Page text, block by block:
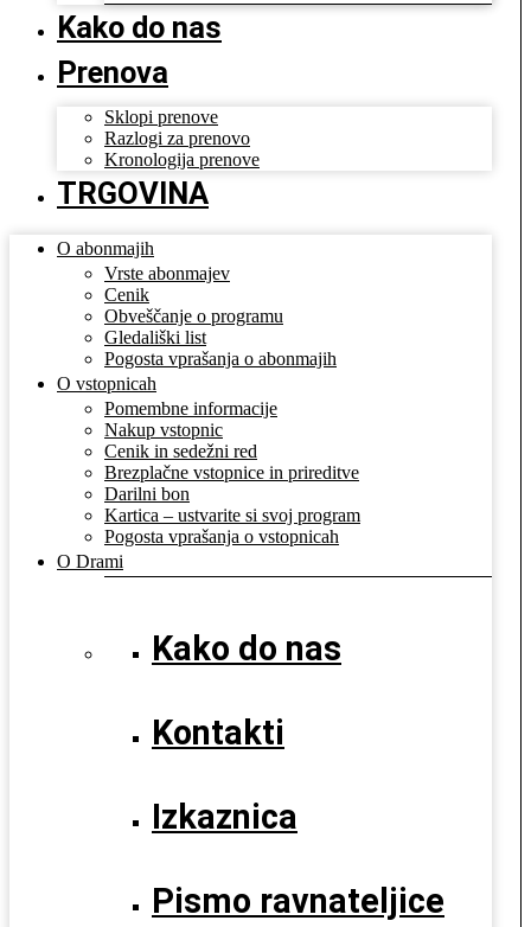
Kako do nas
Prenova
Sklopi prenove
Razlogi za prenovo
Kronologija prenove
TRGOVINA
O abonmajih
Vrste abonmajev
Cenik
Obveščanje o programu
Gledališki list
Pogosta vprašanja o abonmajih
O vstopnicah
Pomembne informacije
Nakup vstopnic
Cenik in sedežni red
Brezplačne vstopnice in prireditve
Darilni bon
Kartica – ustvarite si svoj program
Pogosta vprašanja o vstopnicah
O Drami
Kako do nas
Kontakti
Izkaznica
Pismo ravnateljice